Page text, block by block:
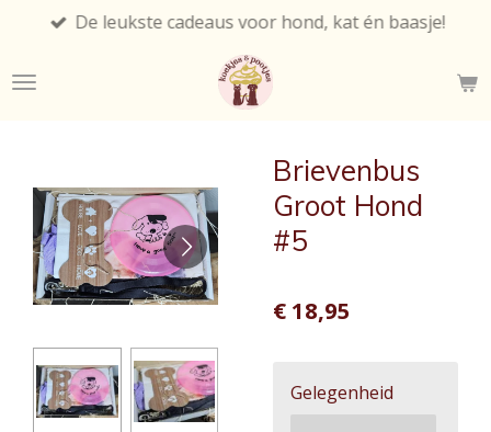
naar
De leukste cadeaus voor hond, kat én baasje!
Brievenbus
Groot Hond
#5
€ 18,95
Gelegenheid